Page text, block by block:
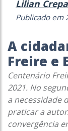
Lilian
Publicado em
A
Freire e
Centenário
2021. No
a necessidade
praticar a
convergência